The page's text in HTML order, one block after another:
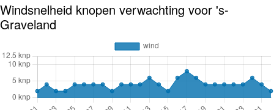
Windsnelheid knopen verwachting voor 's-
Graveland